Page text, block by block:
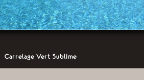
Carrelage Vert Sublime